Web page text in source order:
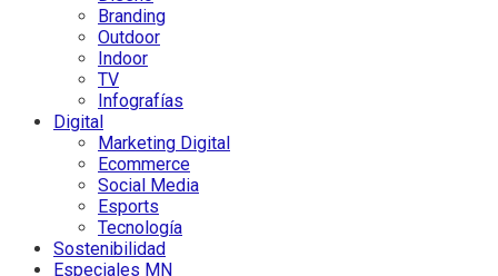
Branding
Outdoor
Indoor
TV
Infografías
Digital
Marketing Digital
Ecommerce
Social Media
Esports
Tecnología
Sostenibilidad
Especiales MN